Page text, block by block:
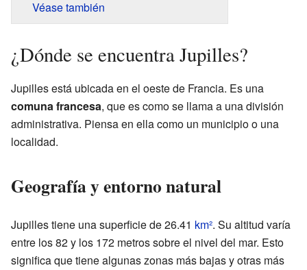
Véase también
¿Dónde se encuentra Jupilles?
Jupilles está ubicada en el oeste de Francia. Es una
comuna francesa, que es como se llama a una división
administrativa. Piensa en ella como un municipio o una
localidad.
Geografía y entorno natural
Jupilles tiene una superficie de 26.41 km². Su altitud varía
entre los 82 y los 172 metros sobre el nivel del mar. Esto
significa que tiene algunas zonas más bajas y otras más